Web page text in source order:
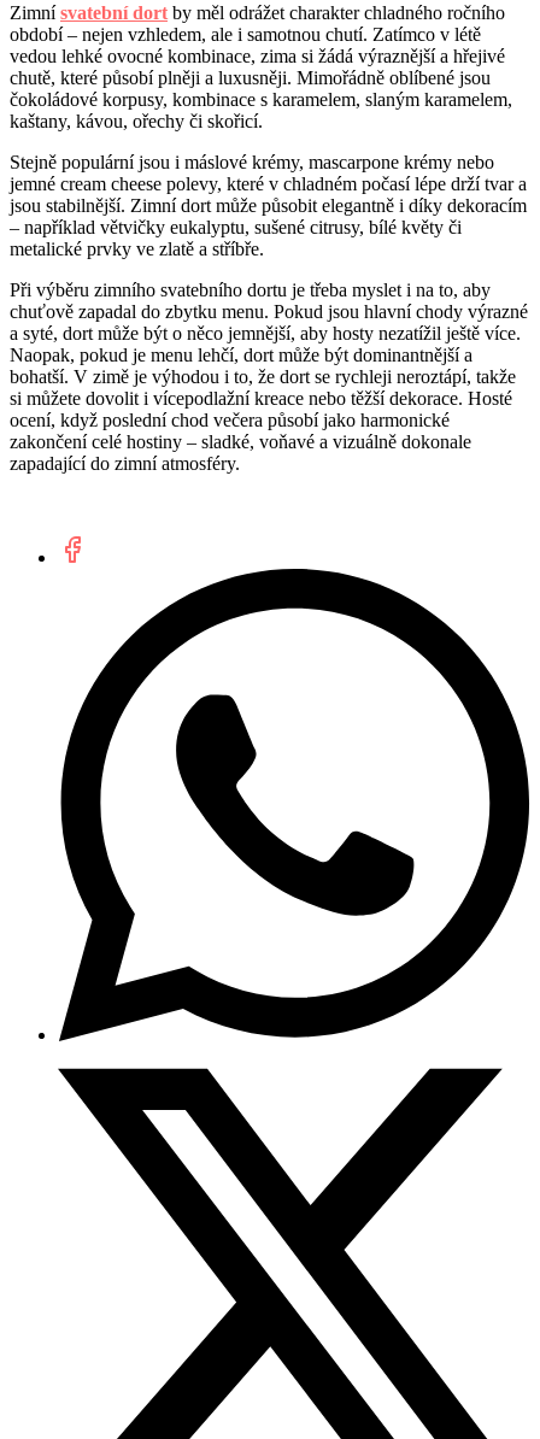
Zimnísvatební dort by měl odrážet charakter chladného ročního
období – nejen vzhledem, ale i samotnou chutí. Zatímco v létě
vedou lehké ovocné kombinace, zima si žádá výraznější a hřejivé
chutě, které působí plněji a luxusněji. Mimořádně oblíbené jsou
čokoládové korpusy, kombinace s karamelem, slaným karamelem,
kaštany, kávou, ořechy či skořicí.
Stejně populární jsou i máslové krémy, mascarpone krémy nebo
jemné cream cheese polevy, které v chladném počasí lépe drží tvar a
jsou stabilnější. Zimní dort může působit elegantně i díky dekoracím
– například větvičky eukalyptu, sušené citrusy, bílé květy či
metalické prvky ve zlatě a stříbře.
Při výběru zimního svatebního dortu je třeba myslet i na to, aby
chuťově zapadal do zbytku menu. Pokud jsou hlavní chody výrazné
a syté, dort může být o něco jemnější, aby hosty nezatížil ještě více.
Naopak, pokud je menu lehčí, dort může být dominantnější a
bohatší. V zimě je výhodou i to, že dort se rychleji neroztápí, takže
si můžete dovolit i vícepodlažní kreace nebo těžší dekorace. Hosté
ocení, když poslední chod večera působí jako harmonické
zakončení celé hostiny – sladké, voňavé a vizuálně dokonale
zapadající do zimní atmosféry.